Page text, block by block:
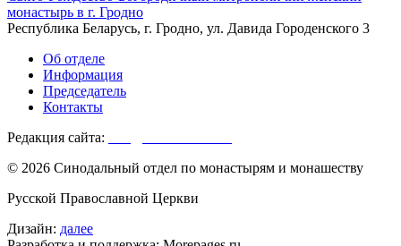
монастырь в г. Гродно
Республика Беларусь, г. Гродно, ул. Давида Городенского 3
Об отделе
Информация
Председатель
Контакты
Редакция сайта:
© 2026 Синодальный отдел по монастырям и монашеству
Русской Православной Церкви
Дизайн: далее